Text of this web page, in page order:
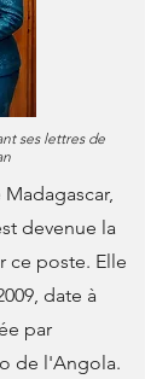
ses lettres de
Madagascar,
devenue la
ce poste. Elle
date à
par
de l'Angola.